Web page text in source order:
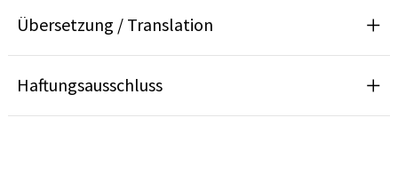
Übersetzung / Translation
Haftungsausschluss